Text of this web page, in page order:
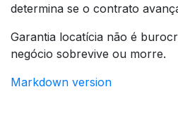
determina se o contrato
Garantia locatícia não é
negócio sobrevive ou morre.
Markdown version